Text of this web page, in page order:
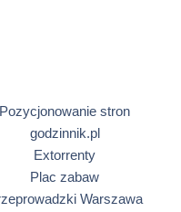
Pozycjonowanie stron
godzinnik.pl
Extorrenty
Plac zabaw
Warszawa